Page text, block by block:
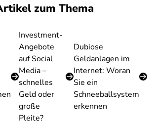
zum Thema
Investment-
Angebote
auf Social
Media –
schnelles
Geld oder
große
Pleite?
Dubiose
Geldanlagen im
Internet: Woran
Sie ein
Schneeballsystem
erkennen